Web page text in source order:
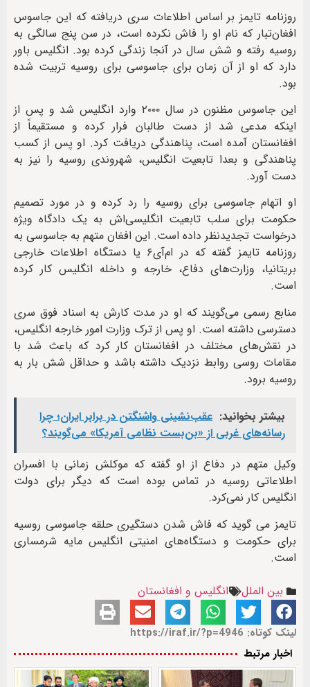
روزنامه تایمز بر اساس اطلاعات سری دریافته که این جاسوس
افغان‌تبار که نام او را فاش نکرده است، در سن پنج سالگی به
روسیه رفته و شش سال در آنجا زندگی کرده بود. انگلیس باور
دارد که او از آن زمان برای جاسوسی برای روسیه تربیت شده
بود.
این جاسوس مظنون در سال ۲۰۰۰ وارد انگلیس شد و پس از
اینکه مدعی شد از دست طالبان فرار کرده و مستقیماً از
افغانستان آمده است، پناهندگی دریافت کرد. او پس از کسب
پناهندگی و بعدا تابعیت انگلیس، شهروندی روسیه را نیز به
دست آورد.
او اتهام جاسوسی برای روسیه را رد کرده و در مورد تصمیم
حکومت برای سلب تابعیت انگلیسی‌اش به یک دادگاه ویژه
درخواست تجدیدنظر داده است. این افغان متهم به جاسوسی به
روزنامه تایمز گفته که در ام‌آی‌۶ یا دستگاه اطلاعات خارجی
بریتانیا، وزارت‌های دفاع، خارجه و داخله انگلیس کار کرده
است.
منابع رسمی می‌گویند که او در مدت کارش به اسناد فوق سری
دسترسی داشته است. او پس از ترک وزارت امور خارجه انگلیس،
در نقش‌های مختلف در افغانستان کار کرد که باعث شد با
مقامات روسی روابط نزدیک داشته باشد و حداقل شش بار به
روسیه برود.
بیشتر بخوانید: عقب‌نشینی واشنگتن در برابر ایران؛ چرا
رسانه‌های غربی از «بن‌بست نظامی آمریکا» می‌گویند؟
وکیل متهم در دفاع از او گفته که موکلش زمانی با افسران
اطلاعاتی روسیه در تماس بوده است که دیگر برای دولت
انگلیس کار نمی‌کرد.
تایمز می گوید که فاش شدن دستگیری حلقه جاسوسی روسیه
برای حکومت و دستگاه‌های امنیتی انگلیس مایه شرمساری
است.
بین الملل
انگلیس و افغانستان
لینک کوتاه: https://iraf.ir/?p=4946
اخبار مرتبط